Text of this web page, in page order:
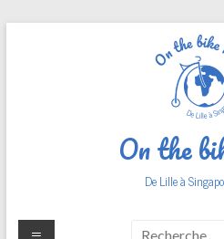
On the
De Lille à